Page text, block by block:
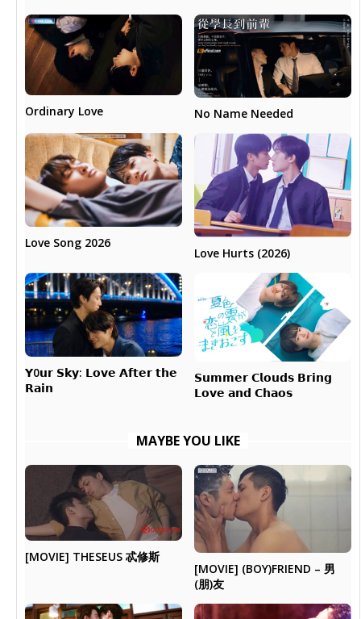
Ordinary Love No Name Needed
Love Song 2026
Love Hurts (2026)
𝗬0𝘂𝗿 𝗦𝗸𝘆: 𝗟𝗼𝘃𝗲 𝗔𝗳𝘁𝗲𝗿 𝘁𝗵𝗲
𝗥𝗮𝗶𝗻
𝗦𝘂𝗺𝗺𝗲𝗿 𝗖𝗹𝗼𝘂𝗱𝘀 𝗕𝗿𝗶𝗻𝗴
𝗟𝗼𝘃𝗲 𝗮𝗻𝗱 𝗖𝗵𝗮𝗼𝘀
MAYBE YOU LIKE
[MOVIE] THESEUS 忒修斯
[MOVIE] (BOY)FRIEND – 男
(朋)友